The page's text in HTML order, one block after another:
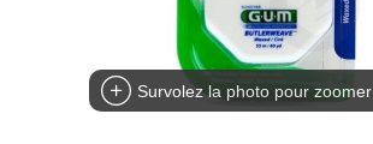
Survolez la photo pour zoomer